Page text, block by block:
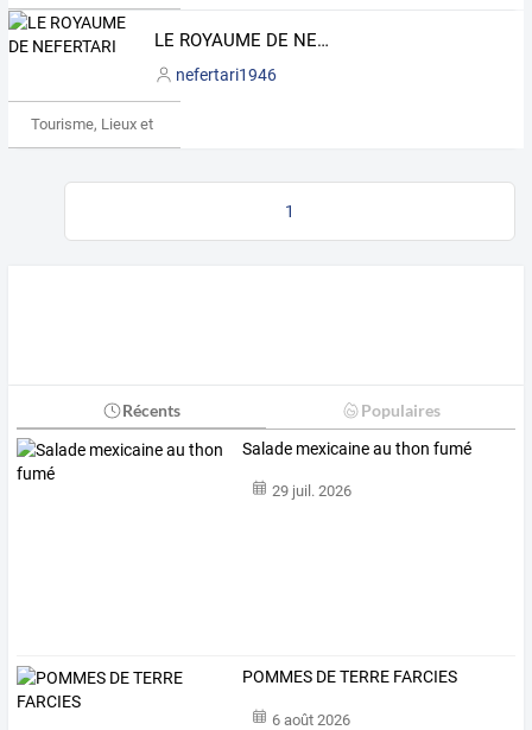
LE ROYAUME DE NEFERTARI
nefertari1946
Tourisme, Lieux et Événements
1
Récents Populaires
Salade mexicaine au thon fumé
29 juil. 2026
POMMES DE TERRE FARCIES
6 août 2026